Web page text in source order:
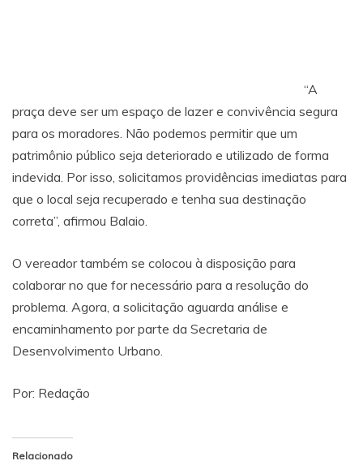
“A
praça deve ser um espaço de lazer e convivência segura
para os moradores. Não podemos permitir que um
patrimônio público seja deteriorado e utilizado de forma
indevida. Por isso, solicitamos providências imediatas para
que o local seja recuperado e tenha sua destinação
correta”, afirmou Balaio.
O vereador também se colocou à disposição para
colaborar no que for necessário para a resolução do
problema. Agora, a solicitação aguarda análise e
encaminhamento por parte da Secretaria de
Desenvolvimento Urbano.
Por: Redação
Relacionado